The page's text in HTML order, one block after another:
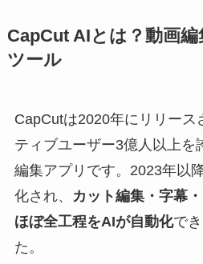
CapCut AIとは？動画
ツール
CapCutは2020年にリリース
ティブユーザー3億人以上を
編集アプリです。2023年以
化され、
カット編集・字幕
ほぼ全工程をAIが自動化で
た。